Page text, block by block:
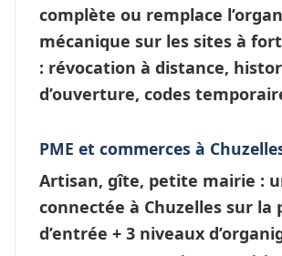
complète ou remplace
mécanique sur les sites à
: révocation à distance,
d’ouverture, codes
PME et commerces à
Artisan, gîte, petite mairie :
connectée à Chuzelles sur la
d’entrée + 3 niveaux d’